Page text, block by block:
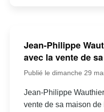
Jean-Philippe
avec la vente de
Publié le dimanche 29
Jean-Philippe
vente de sa maison